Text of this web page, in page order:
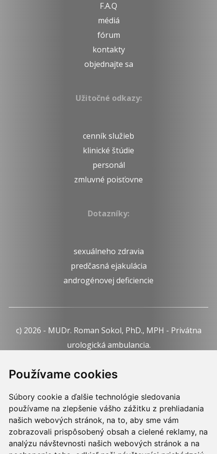
Používame cookies
Súbory cookie a ďalšie technológie sledovania
používame na zlepšenie vášho zážitku z prehliadania
našich webových stránok, na to, aby sme vám
zobrazovali prispôsobený obsah a cielené reklamy, na
analýzu návštevnosti našich webových stránok a na
F.A.Q
médiá
fórum
kontakty
objednajte sa
Užitočné odkazy:
cenník služieb
klinické štúdie
personál
zmluvné poisťovne
Dotazníky:
sexuálneho zdravia
predčasná ejakulácia
androgénovej deficiencie
c) 2026 - MUDr. Roman Sokol, PhD., MPH - Privátna
urologická ambulancia.
podmienkach prevádzkovateľa.
Používame cookies -nastavenie cookies.
Skopírovaním textu alebo časti textu z akejkoľvek